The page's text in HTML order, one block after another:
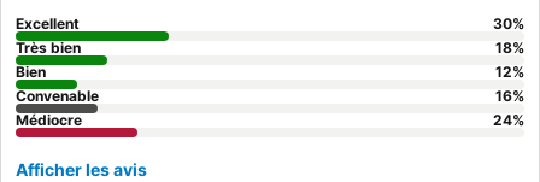
clients peuvent demander une chambre ne donnant pas sur la
route principale.
Excellent 30%
Très bien
18%
Bien
12%
Convenable
16%
Médiocre
24%
Afficher les avis